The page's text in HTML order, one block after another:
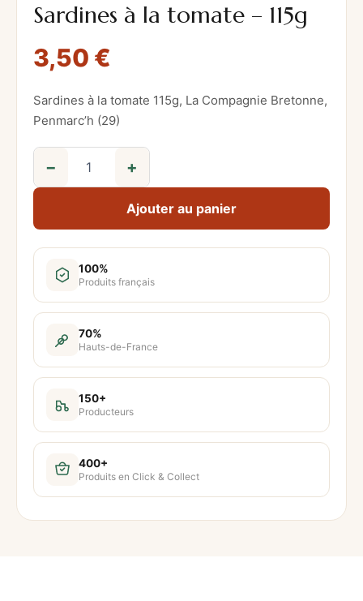
Sardines à la tomate – 115g
3,50 €
Sardines à la tomate 115g, La Compagnie Bretonne,
Penmarc’h (29)
u
a
− +
Ajouter au panier
100%
Produits français
70%
Hauts-de-France
150+
Producteurs
400+
Produits en Click & Collect